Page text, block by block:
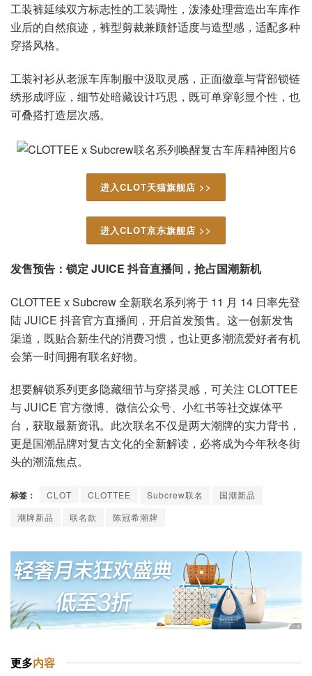
工装裤延续双方标志性的工装调性，泼漆处理营造出车库作
业后的自然痕迹，裤型剪裁兼顾舒适度与造型感，适配多种
穿搭风格。
工装衬衫从老派车库制服中汲取灵感，正面徽章与背部锁链
绣形成呼应，细节处暗藏设计巧思，既可单穿彰显个性，也
可叠搭打造层次感。
进入CLOT天猫旗舰店 >>
进入CLOT京东旗舰店 >>
发售预告：锁定 JUICE 抖音直播间，抢占国潮新机
CLOTTEE x Subcrew 全新联名系列将于 11 月 14 日率先登
陆 JUICE 抖音官方直播间，开启首发预售。这一创新发售
渠道，既贴合新生代的消费习惯，也让更多潮流爱好者有机
会第一时间拥有联名好物。
想要解锁系列更多隐藏细节与穿搭灵感，可关注 CLOTTEE
与 JUICE 官方微博、微信公众号、小红书等社交媒体平
台，获取最新资讯。此次联名不仅是两大潮牌的实力背书，
更是国潮品牌对复古文化的全新解读，必将成为今年秋冬街
头的潮流焦点。
标签： CLOT CLOTTEE Subcrew联名
国潮新品
潮牌新品
联名款 陈冠希潮牌
更多内容